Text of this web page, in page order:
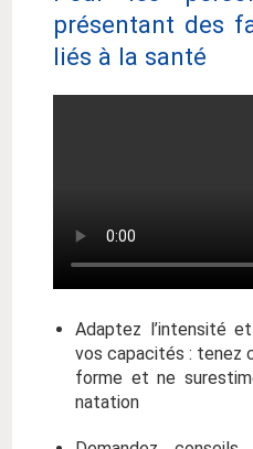
présentant des
liés à la santé
Adaptez l’intensité
vos capacités : tenez
forme et ne
natation